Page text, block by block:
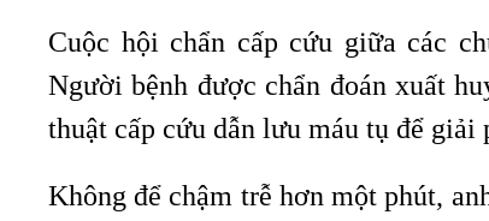
Cuộc hội chẩn cấp cứu giữa các
Người bệnh được chẩn đoán xuất
thuật cấp cứu dẫn lưu máu tụ để giải
Không để chậm trễ hơn một phút,